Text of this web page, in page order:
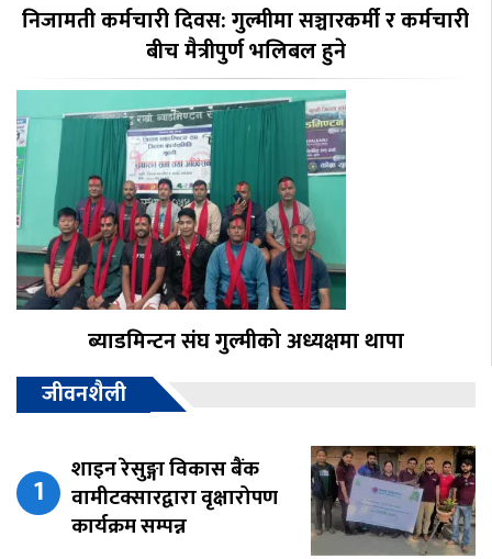
निजामती कर्मचारी दिवस: गुल्मीमा सञ्चारकर्मी र कर्मचारी
बीच मैत्रीपुर्ण भलिबल हुने
ब्याडमिन्टन संघ गुल्मीको अध्यक्षमा थापा
जीवनशैली
शाइन रेसुङ्गा विकास बैंक
वामीटक्सारद्वारा वृक्षारोपण
कार्यक्रम सम्पन्न